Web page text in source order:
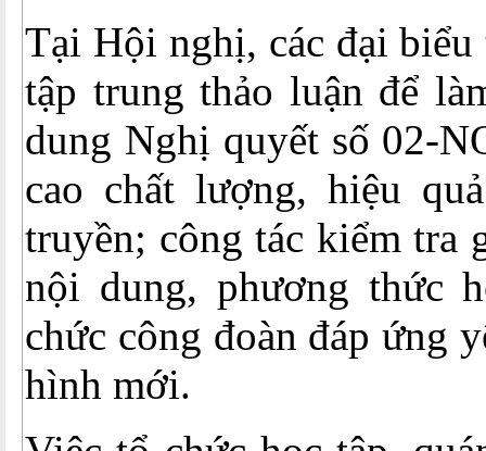
Tại Hội nghị, các đại biểu
tập trung thảo luận để
dung Nghị quyết số 02-
cao chất lượng, hiệu
truyền; công tác kiểm tra
nội dung, phương thức
chức công đoàn đáp ứng
hình mới.